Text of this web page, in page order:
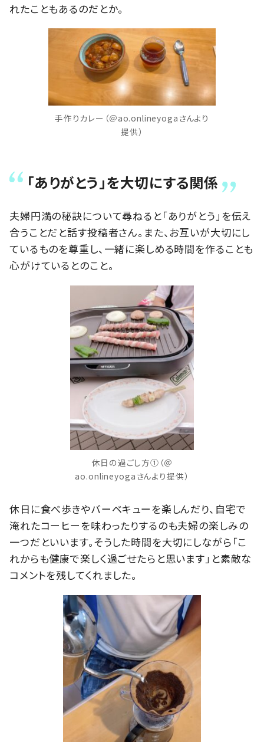
れたこともあるのだとか。
手作りカレー（＠ao.onlineyogaさんより
提供）
「ありがとう」を大切にする関係
夫婦円満の秘訣について尋ねると「ありがとう」を伝え
合うことだと話す投稿者さん。また、お互いが大切にし
ているものを尊重し、一緒に楽しめる時間を作ることも
心がけているとのこと。
休日の過ごし方①（＠
ao.onlineyogaさんより提供）
休日に食べ歩きやバーベキューを楽しんだり、自宅で
淹れたコーヒーを味わったりするのも夫婦の楽しみの
一つだといいます。そうした時間を大切にしながら「こ
れからも健康で楽しく過ごせたらと思います」と素敵な
コメントを残してくれました。